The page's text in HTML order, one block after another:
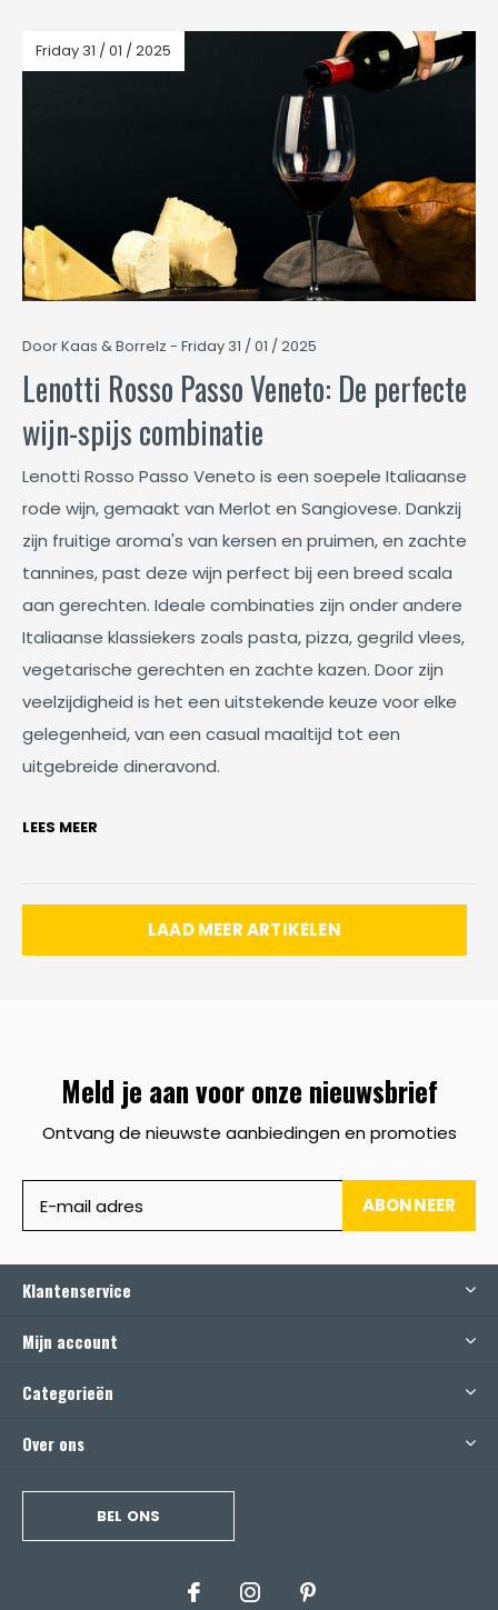
Friday 31 / 01 / 2025
Door Kaas & Borrelz - Friday 31 / 01 / 2025
Lenotti Rosso Passo Veneto: De perfecte
wijn-spijs combinatie
Lenotti Rosso Passo Veneto is een soepele Italiaanse
rode wijn, gemaakt van Merlot en Sangiovese. Dankzij
zijn fruitige aroma's van kersen en pruimen, en zachte
tannines, past deze wijn perfect bij een breed scala
aan gerechten. Ideale combinaties zijn onder andere
Italiaanse klassiekers zoals pasta, pizza, gegrild vlees,
vegetarische gerechten en zachte kazen. Door zijn
veelzijdigheid is het een uitstekende keuze voor elke
gelegenheid, van een casual maaltijd tot een
uitgebreide dineravond.
LEES MEER
LAAD MEER ARTIKELEN
Meld je aan voor onze nieuwsbrief
Ontvang de nieuwste aanbiedingen en promoties
ABONNEER
Klantenservice
Mijn account
Categorieën
Over ons
BEL ONS